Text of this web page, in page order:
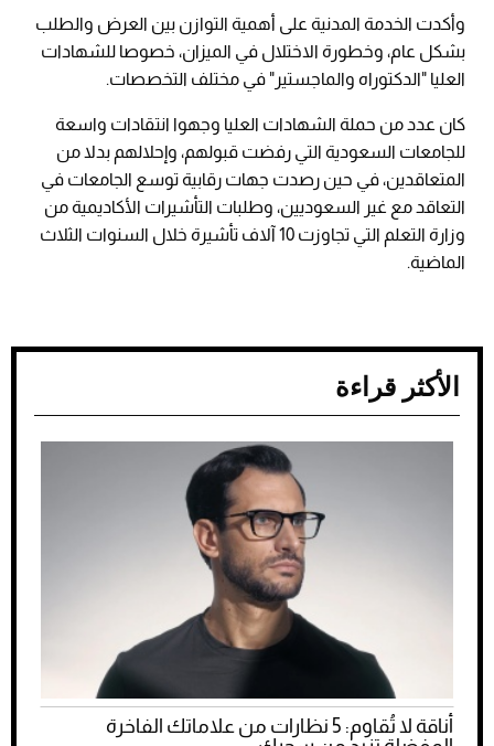
وأكدت الخدمة المدنية على أهمية التوازن بين العرض والطلب
بشكل عام، وخطورة الاختلال في الميزان، خصوصا للشهادات
العليا "الدكتوراه والماجستير" في مختلف التخصصات.
كان عدد من حملة الشهادات العليا وجهوا انتقادات واسعة
للجامعات السعودية التي رفضت قبولهم، وإحلالهم بدلا من
المتعاقدين، في حين رصدت جهات رقابية توسع الجامعات في
التعاقد مع غير السعوديين، وطلبات التأشيرات الأكاديمية من
وزارة التعلم التي تجاوزت 10 آلاف تأشيرة خلال السنوات الثلاث
الماضية.
الأكثر قراءة
أناقة لا تُقاوم: 5 نظارات من علاماتك الفاخرة